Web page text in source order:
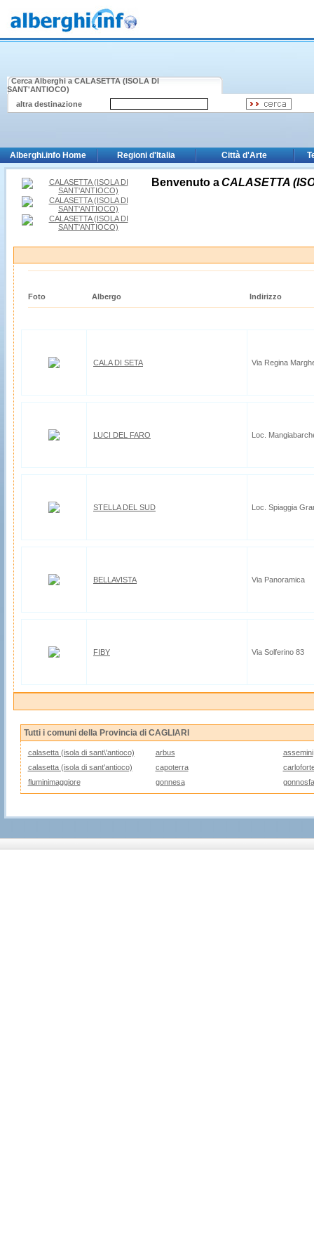
Cerca Alberghi a CALASETTA (ISOLA DI
SANT'ANTIOCO)
altra destinazione
Alberghi.info Home Regioni d'Italia Città d'Arte
Benvenuto a CALASETTA
Foto Albergo Indirizzo
CALA DI SETA Via Regina
LUCI DEL FARO Loc.
STELLA DEL SUD Loc. Spiaggia
BELLAVISTA Via Panoramica
FIBY Via Solferino 83
Tutti i comuni della Provincia di CAGLIARI
calasetta (isola di sant\'antioco) arbus
assemini
calasetta (isola di sant'antioco)
capoterra
fluminimaggiore
gonnesa